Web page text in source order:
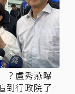
？盧秀燕曝
到行政院了